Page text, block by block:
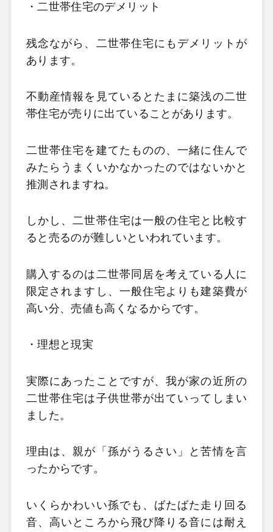
・二世帯住宅のデメリット
残念ながら、二世帯住宅にもデメリットが
あります。
不動産情報を見ているとたまに築浅の二世
帯住宅が売りに出ていることがあります。
二世帯住宅を建てたものの、一緒に住んで
みたらうまくいかなかったのではないかと
推測されますね。
しかし、二世帯住宅は一般の住宅と比較す
ると売るのが難しいといわれています。
購入するのは二世帯同居を考えている人に
限定されますし、一般住宅よりも建築費が
高い分、売値も高くなるからです。
・理想と現実
実際にあったことですが、我が家の近所の
二世帯住宅は子供世帯が出ていってしまい
ました。
理由は、親が「孫がうるさい」と苦情を言
ったからです。
いくらかわいい孫でも、ばたばた走り回る
音、高いところから飛び降りる音には耐え